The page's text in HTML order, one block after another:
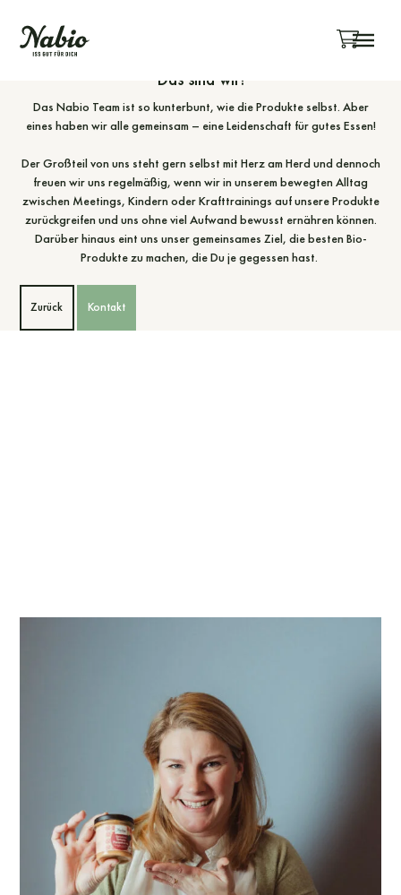
Das sind wir!
Das Nabio Team ist so kunterbunt, wie die Produkte selbst. Aber
eines haben wir alle gemeinsam – eine Leidenschaft für gutes Essen!
Der Großteil von uns steht gern selbst mit Herz am Herd und dennoch
freuen wir uns regelmäßig, wenn wir in unserem bewegten Alltag
zwischen Meetings, Kindern oder Krafttrainings auf unsere Produkte
zurückgreifen und uns ohne viel Aufwand bewusst ernähren können.
Darüber hinaus eint uns unser gemeinsames Ziel, die besten Bio-
Produkte zu machen, die Du je gegessen hast.
Zurück Kontakt